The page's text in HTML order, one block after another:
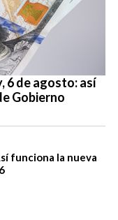
6 de agosto: así
Gobierno
funciona la nueva